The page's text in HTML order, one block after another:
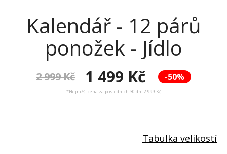
Kalendář - 12 párů
ponožek - Jídlo
-50%
2 999 Kč 1 499 Kč
*Nejnižší cena za posledních 30 dní 2 999 Kč
Tabulka velikostí